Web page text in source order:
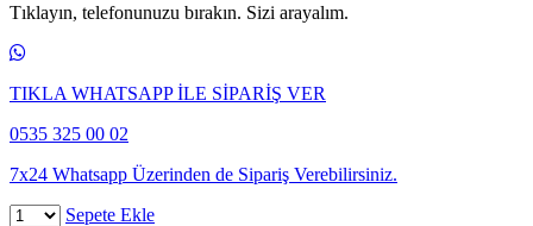
Tıklayın, telefonunuzu bırakın. Sizi arayalım.
TIKLA WHATSAPP İLE SİPARİŞ VER
0535 325 00 02
7x24 Whatsapp Üzerinden de Sipariş Verebilirsiniz.
Sepete Ekle